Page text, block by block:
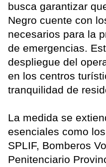
busca garantizar
Negro cuente con
necesarios para la
de emergencias.
despliegue del
en los centros
tranquilidad de
La medida se
esenciales como
SPLIF, Bomberos
Penitenciario